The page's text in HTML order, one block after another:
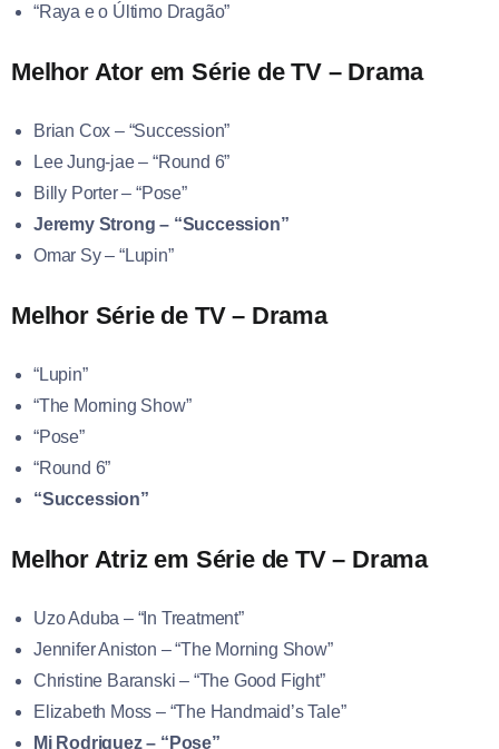
“Raya e o Último Dragão”
Melhor Ator em Série de TV – Drama
Brian Cox – “Succession”
Lee Jung-jae – “Round 6”
Billy Porter – “Pose”
Jeremy Strong – “Succession”
Omar Sy – “Lupin”
Melhor Série de TV – Drama
“Lupin”
“The Morning Show”
“Pose”
“Round 6”
“Succession”
Melhor Atriz em Série de TV – Drama
Uzo Aduba – “In Treatment”
Jennifer Aniston – “The Morning Show”
Christine Baranski – “The Good Fight”
Elizabeth Moss – “The Handmaid’s Tale”
Mj Rodriguez – “Pose”